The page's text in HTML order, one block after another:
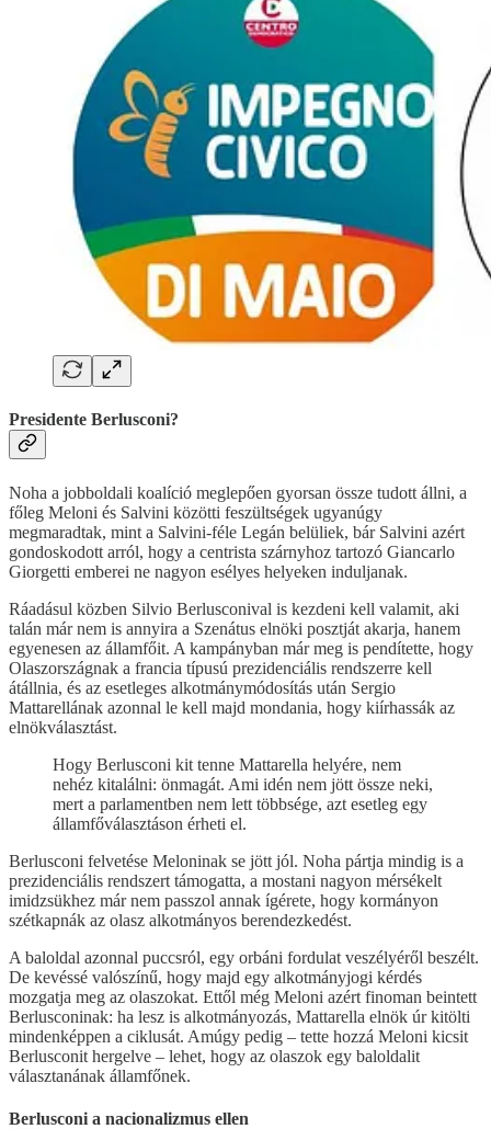
Presidente Berlusconi?
Noha a jobboldali koalíció meglepően gyorsan össze tudott állni, a
főleg Meloni és Salvini közötti feszültségek ugyanúgy
megmaradtak, mint a Salvini-féle Legán belüliek, bár Salvini azért
gondoskodott arról, hogy a centrista szárnyhoz tartozó Giancarlo
Giorgetti emberei ne nagyon esélyes helyeken induljanak.
Ráadásul közben Silvio Berlusconival is kezdeni kell valamit, aki
talán már nem is annyira a Szenátus elnöki posztját akarja, hanem
egyenesen az államfőit. A kampányban már meg is pendítette, hogy
Olaszországnak a francia típusú prezidenciális rendszerre kell
átállnia, és az esetleges alkotmánymódosítás után Sergio
Mattarellának azonnal le kell majd mondania, hogy kiírhassák az
elnökválasztást.
Hogy Berlusconi kit tenne Mattarella helyére, nem
nehéz kitalálni: önmagát. Ami idén nem jött össze neki,
mert a parlamentben nem lett többsége, azt esetleg egy
államfőválasztáson érheti el.
Berlusconi felvetése Meloninak se jött jól. Noha pártja mindig is a
prezidenciális rendszert támogatta, a mostani nagyon mérsékelt
imidzsükhez már nem passzol annak ígérete, hogy kormányon
szétkapnák az olasz alkotmányos berendezkedést.
A baloldal azonnal puccsról, egy orbáni fordulat veszélyéről beszélt.
De kevéssé valószínű, hogy majd egy alkotmányjogi kérdés
mozgatja meg az olaszokat. Ettől még Meloni azért finoman beintett
Berlusconinak: ha lesz is alkotmányozás, Mattarella elnök úr kitölti
mindenképpen a ciklusát. Amúgy pedig – tette hozzá Meloni kicsit
Berlusconit hergelve – lehet, hogy az olaszok egy baloldalit
választanának államfőnek.
Berlusconi a nacionalizmus ellen